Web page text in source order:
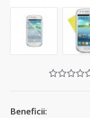
Beneficii: